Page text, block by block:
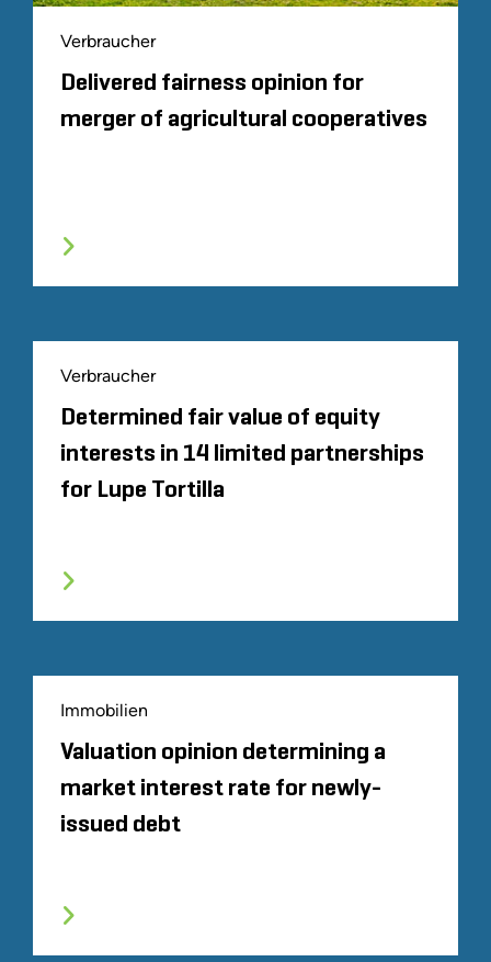
Verbraucher
Delivered fairness opinion for
merger of agricultural cooperatives
Verbraucher
Determined fair value of equity
interests in 14 limited partnerships
for Lupe Tortilla
Immobilien
Valuation opinion determining a
market interest rate for newly-
issued debt